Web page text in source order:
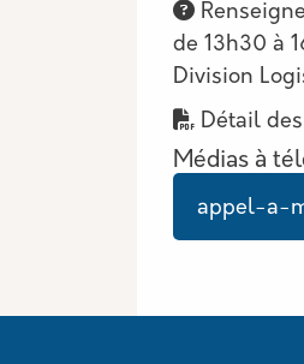
de 13h30 à
Division
Détail
Médias à
Document
appel-a-